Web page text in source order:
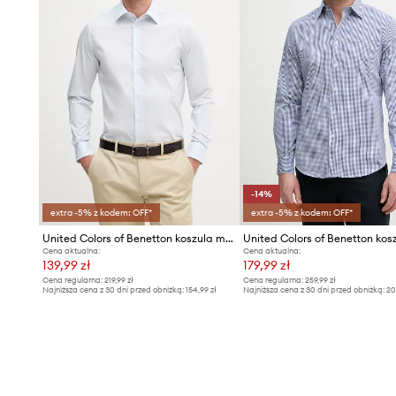
extra -5% z kodem: OFF*
United Colors of Benetton koszula męska
Cena aktualna:
139,99 zł
Cena regularna: 219,99 zł
Najniższa cena z 30 dni przed obniżką: 154,99 zł
-14%
extra -5% z kodem: OFF*
Cena aktualna:
179,99 zł
Cena regularna:259,99 zł
Najniższa cena z 30 dni przed obniżką: